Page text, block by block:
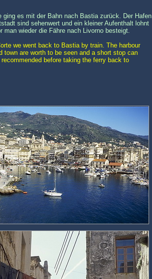
ging es mit der Bahn nach Bastia zurück. Der Hafen
sind sehenwert und ein kleiner Aufenthalt lohnt
man wieder die Fähre nach Livorno besteigt.
we went back to Bastia by train. The harbour
town are worth to be seen and a short stop can
before taking the ferry back to